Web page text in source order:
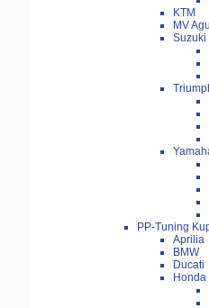
KTM
MV
Suzuki
PP-Tuning
Aprilia
BMW
Ducati
Honda